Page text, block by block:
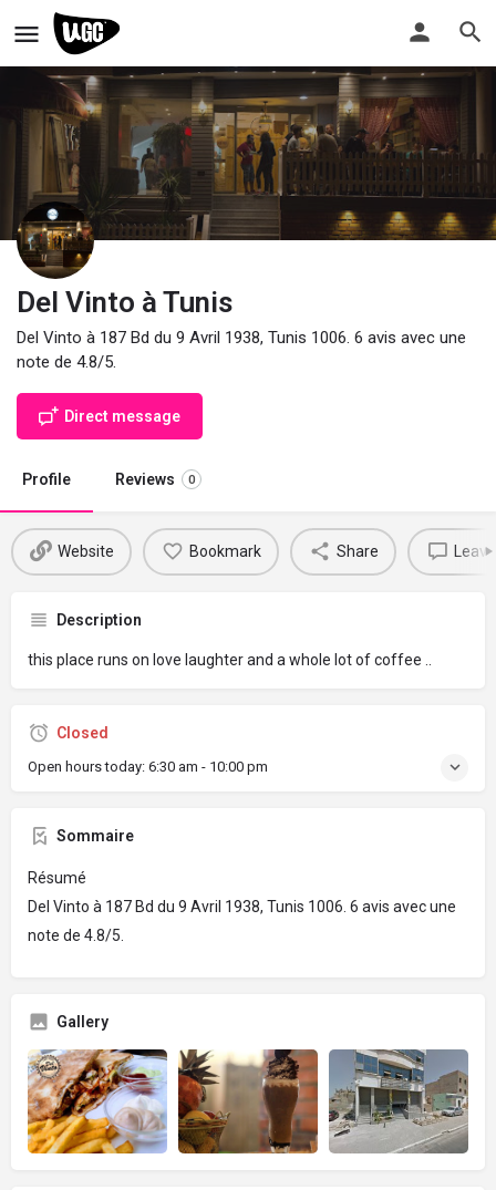
Del Vinto à Tunis
Del Vinto à 187 Bd du 9 Avril 1938, Tunis 1006. 6 avis avec une
note de 4.8/5.
Direct message
Profile Reviews 0
Website Bookmark Share
Description
this place runs on love laughter and a whole lot of coffee ..
Closed
Open hours today: 6:30 am - 10:00 pm
Sommaire
Résumé
Del Vinto à 187 Bd du 9 Avril 1938, Tunis 1006. 6 avis avec une
note de 4.8/5.
Gallery